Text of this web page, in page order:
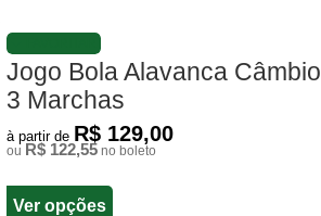
Jogo Bola Alavanca Câmbio
3 Marchas
à partir de R$ 129,00
ou R$ 122,55no boleto
Ver opções